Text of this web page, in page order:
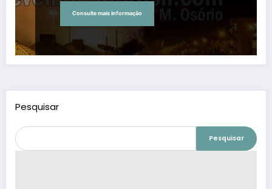
Consulte mais informação
Pesquisar
Pesquisar